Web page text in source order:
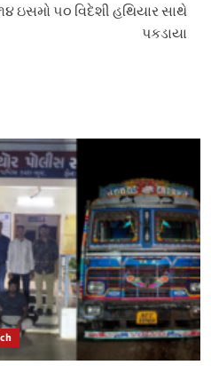
ઇસમો ૫૦ વિદેશી હથિયાર સાથે
પકડાયા